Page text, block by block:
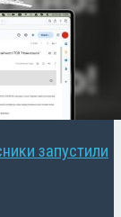
запустили